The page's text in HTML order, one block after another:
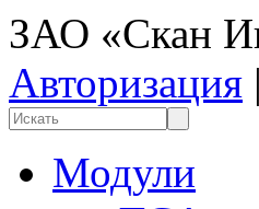
ЗАО «Скан
Авторизация |
Модули